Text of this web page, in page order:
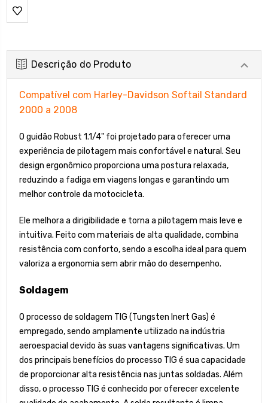
Descrição do Produto
Compatível com Harley-Davidson Softail Standard
2000 a 2008
O guidão Robust 1.1/4" foi projetado para oferecer uma
experiência de pilotagem mais confortável e natural. Seu
design ergonômico proporciona uma postura relaxada,
reduzindo a fadiga em viagens longas e garantindo um
melhor controle da motocicleta.
Ele melhora a dirigibilidade e torna a pilotagem mais leve e
intuitiva. Feito com materiais de alta qualidade, combina
resistência com conforto, sendo a escolha ideal para quem
valoriza a ergonomia sem abrir mão do desempenho.
Soldagem
O processo de soldagem TIG (Tungsten Inert Gas) é
empregado, sendo amplamente utilizado na indústria
aeroespacial devido às suas vantagens significativas. Um
dos principais benefícios do processo TIG é sua capacidade
de proporcionar alta resistência nas juntas soldadas. Além
disso, o processo TIG é conhecido por oferecer excelente